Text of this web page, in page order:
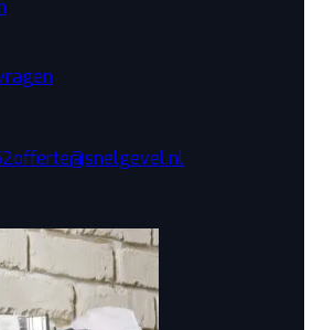
offerte@snelgevel.nl